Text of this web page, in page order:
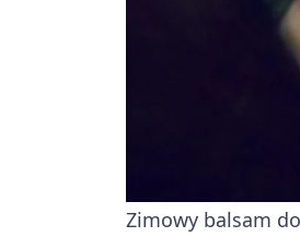
Zimowy balsam